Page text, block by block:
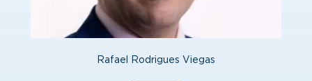
Rafael Rodrigues Viegas